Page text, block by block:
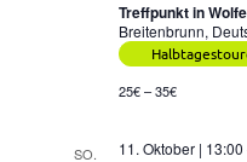
Treffpunkt in
Breitenbrunn,
25€ – 35€
SO. 11. Oktober | 13:00